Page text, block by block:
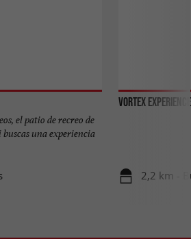
el patio de recreo de
buscas una experiencia
VORTEX
2,2 km -